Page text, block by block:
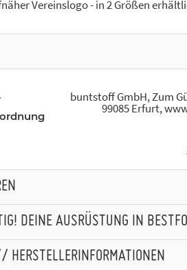
Vereinslogo - in 2 Größen
buntstoff GmbH, Zum
99085 Erfurt,
DEINE AUSRÜSTUNG IN
HERSTELLERINFORMATIONEN